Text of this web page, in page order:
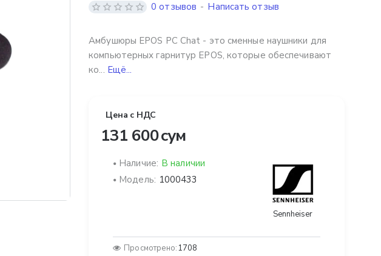
Амбушюры EPOS PC Chat - это сменные наушники для
компьютерных гарнитур EPOS, которые обеспечивают
ко... Ещё...
0 отзывов - Написать отзыв
Цена с НДС
131 600 сум
Наличие: В наличии
Модель: 1000433
Sennheiser
Просмотрено:1708